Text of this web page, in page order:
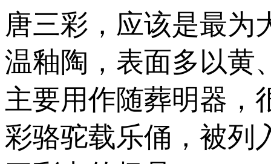
唐三彩，应该是最为
温釉陶，表面多以黄
主要用作随葬明器，
彩骆驼载乐俑，被列